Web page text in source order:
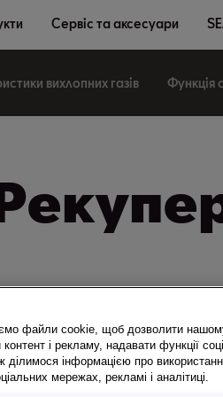
Сервіс та аксесуари
вихлопних газів Функція
називають рекуперацією.
цінна енергія. Система
файли cookie, щоб дозволити
контент і рекламу, надавати функції
ділимося інформацією про
мережах, рекламі і аналітиці.